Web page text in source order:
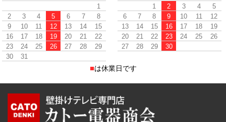
1
2
3 4 5 6 7
8
9
10 11 12 13 14
15
16
17 18 19 20 21
22
23
24 25 26 27 28
29
30
31
1
2 3 4
5
6
7 8 9 10 11
12
13
14 15 16 17 18
19
20
21 22 23 24 25
26
27
28 29 30
■は休業日です